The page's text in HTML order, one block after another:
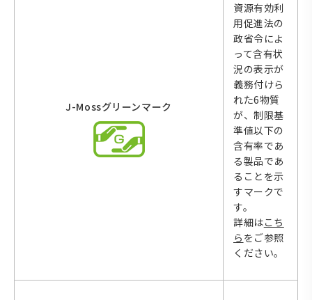
J-Mossグリーンマーク
資源有効利
用促進法の
政省令によ
って含有状
況の表示が
義務付けら
れた6物質
が、制限基
準値以下の
含有率であ
る製品であ
ることを示
すマークで
す。
詳細はこち
ら をご参照
ください。